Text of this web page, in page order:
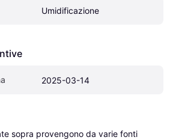
Umidificazione
2025-03-14
sopra provengono da varie fonti